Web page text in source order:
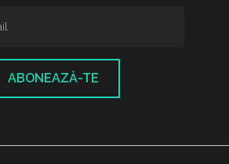
ABONEAZĂ-TE